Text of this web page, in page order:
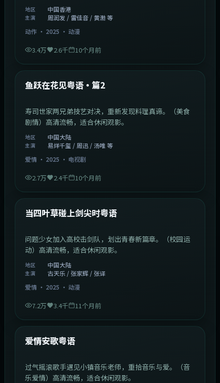
地区 中国香港
主演
周润发 / 雷佳音 / 黄渤 等
动作· 2025 · 动漫
3.4万 2.6千 10个月前
最新
鱼跃在花见粤语·篇2
寿司世家两兄弟技艺对决，重新发现料理真谛。（美食
剧情）高清流畅，适合休闲观影。
地区 中国大陆
主演
易烊千玺 / 周迅 / 汤唯 等
爱情· 2025 · 电视剧
2.7万 2.4千 10个月前
最新
当四叶草碰上剑尖时粤语
问题少女加入高校击剑队，划出青春新篇章。（校园运
动）高清流畅，适合休闲观影。
地区 中国大陆
主演
古天乐 / 张家辉 / 张译
爱情· 2025 · 动漫
7.2万 3.4千 11个月前
最新
爱情安歌粤语
过气摇滚歌手遇见小镇音乐老师，重拾音乐与爱。（音
乐爱情）高清流畅，适合休闲观影。